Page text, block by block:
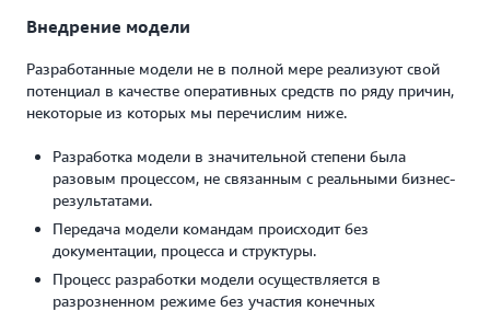
Внедрение модели
Разработанные модели не в полной мере реализуют свой
потенциал в качестве оперативных средств по ряду причин,
некоторые из которых мы перечислим ниже.
Разработка модели в значительной степени была
разовым процессом, не связанным с реальными бизнес-
результатами.
Передача модели командам происходит без
документации, процесса и структуры.
Процесс разработки модели осуществляется в
разрозненном режиме без участия конечных